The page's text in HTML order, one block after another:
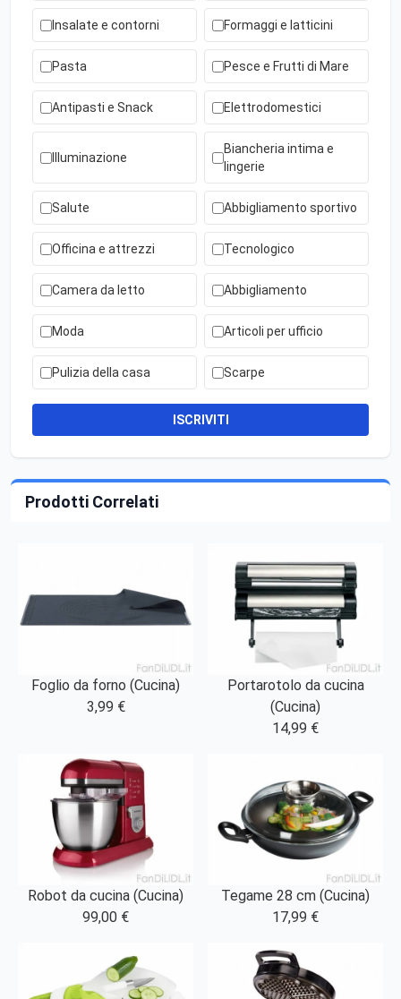
Insalate e contorni Formaggi e latticini
Pasta Pesce e Frutti di Mare
Antipasti e Snack Elettrodomestici
Illuminazione
Biancheria intima e
lingerie
Salute Abbigliamento sportivo
Officina e attrezzi Tecnologico
Camera da letto Abbigliamento
Moda Articoli per ufficio
Pulizia della casa Scarpe
ISCRIVITI
Prodotti Correlati
Foglio da forno (Cucina)
3,99 €
Portarotolo da cucina
(Cucina)
14,99 €
Robot da cucina (Cucina)
99,00 €
Tegame 28 cm (Cucina)
17,99 €